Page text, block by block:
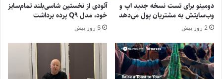
دومینو برای تست نسخه جدید اپ و
وب‌سایتش به مشتریان پول می‌دهد
2 روز پیش
آئودی از نخستین شاسی‌بلند تمام‌سایز
خود، مدل Q9 پرده برداشت
5 روز پیش